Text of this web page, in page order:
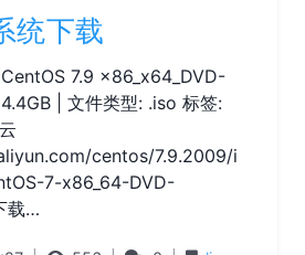
统下载
7.9 x86_x64_DVD-
| 文件类型: .iso 标签:
centos/7.9.2009/i
7-x86_64-DVD-
载…